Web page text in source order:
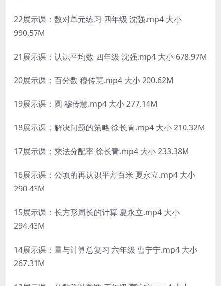
22展示课：数对单元练习 四年级 沈强.mp4 大小
990.57M
21展示课：认识平均数 四年级 沈强.mp4 大小 678.97M
20展示课：百分数 穆传慧.mp4 大小 200.62M
19展示课：圆 穆传慧.mp4 大小 277.14M
18展示课：解决问题的策略 徐长青.mp4 大小 210.32M
17展示课：乘法分配率 徐长青.mp4 大小 233.38M
16展示课：公顷的再认识平方百米 夏永立.mp4 大小
290.43M
15展示课：长方形周长的计算 夏永立.mp4 大小
294.43M
14展示课：量与计算总复习 六年级 曹宁宁.mp4 大小
267.31M